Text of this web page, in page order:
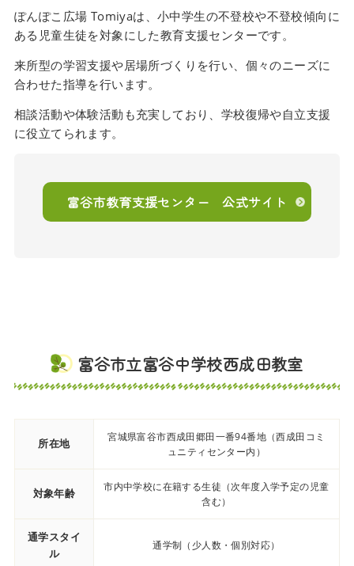
ぽんぽこ広場 Tomiyaは、小中学生の不登校や不登校傾向に
ある児童生徒を対象にした教育支援センターです。
来所型の学習支援や居場所づくりを行い、個々のニーズに
合わせた指導を行います。
相談活動や体験活動も充実しており、学校復帰や自立支援
に役立てられます。
富谷市教育支援センター 公式サイト
富谷市立富谷中学校西成田教室
所在地
宮城県富谷市西成田郷田一番94番地（西成田コミ
ュニティセンター内）
対象年齢
市内中学校に在籍する生徒（次年度入学予定の児童
含む）
通学スタイ
ル
通学制（少人数・個別対応）